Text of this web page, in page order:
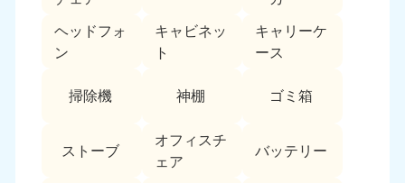
ヘッドフォ
ン
キャビネッ
ト
キャリーケ
ース
掃除機 神棚 ゴミ箱
ストーブ
オフィスチ
ェア
バッテリー
050-1881-5267
9:00〜19:00 年中無休
愛知県
9:00〜19:00 年中無休
岐阜県
9:00〜19:00 年中無休